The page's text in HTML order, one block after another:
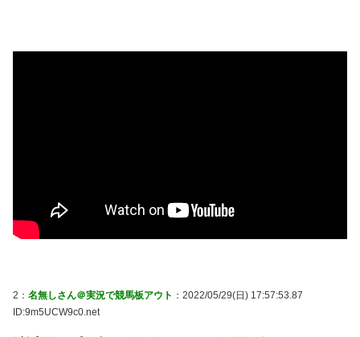
2： 名無しさん＠実況で競馬板アウト ：2022/05/29(日) 17:57:53.87
ID:9m5UCW9c0.net